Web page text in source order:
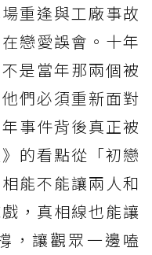
重逢與工廠事故
戀愛誤會。十年
是當年那兩個被
們必須重新面對
事件背後真正被
的看點從「初戀
能不能讓兩人和
，真相線也能讓
，讓觀眾一邊嗑